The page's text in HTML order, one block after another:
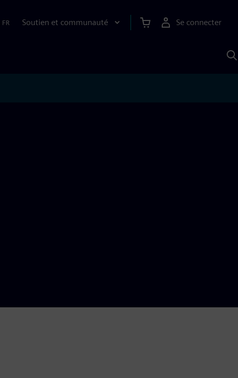
FR Soutien et communauté Se connecter